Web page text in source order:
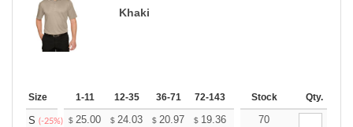
Khaki
Size 1-11 12-35 36-71 72-143 144-287 288 + More
Stock Qty.
S (-25%) $ 25.00 $ 24.03 $ 20.97 $ 19.36 18.39
70